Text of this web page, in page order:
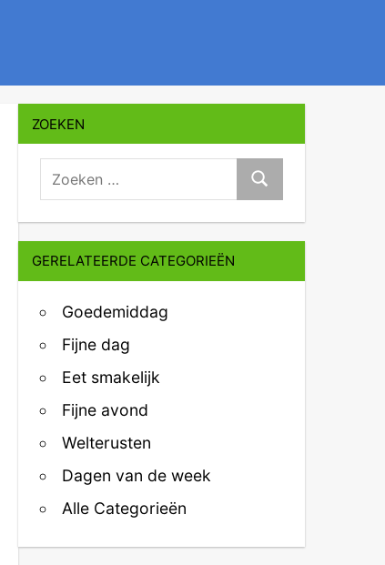
ZOEKEN
zoeken:
Zoeken
GERELATEERDE CATEGORIEËN
Goedemiddag
Fijne dag
Eet smakelijk
Fijne avond
Welterusten
Dagen van de week
Alle Categorieën